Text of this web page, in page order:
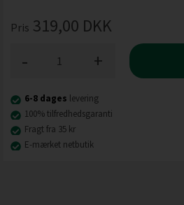
Pris 319,00 DKK
+
-
6-8 dages levering
100% tilfredhedsgaranti
Fragt fra 35 kr
E-mærket netbutik